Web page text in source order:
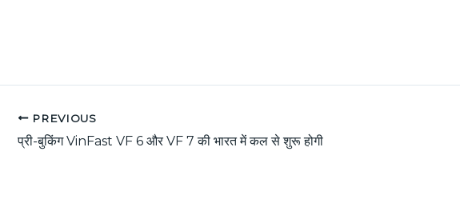
PREVIOUS
प्री-बुकिंग VinFast VF 6 और VF 7 की भारत में कल से शुरू होगी